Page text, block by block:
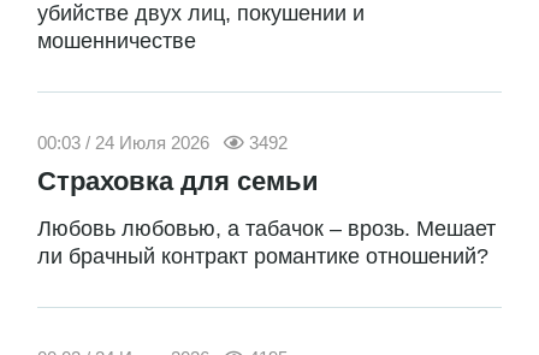
убийстве двух лиц, покушении и
мошенничестве
00:03 / 24 Июля 2026 3492
Страховка для семьи
Любовь любовью, а табачок – врозь. Мешает
ли брачный контракт романтике отношений?